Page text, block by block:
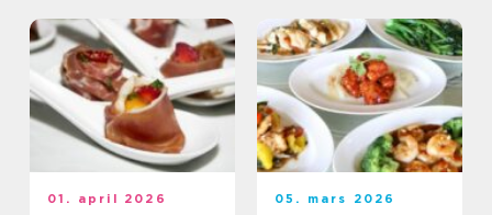
01. april 2026 05. mars 2026